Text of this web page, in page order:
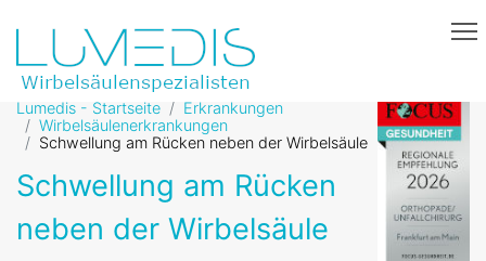
Lumedis - Startseite
Erkrankungen
Wirbelsäulenerkrankungen
Schwellung am Rücken neben der Wirbelsäule
Schwellung am Rücken
neben der Wirbelsäule